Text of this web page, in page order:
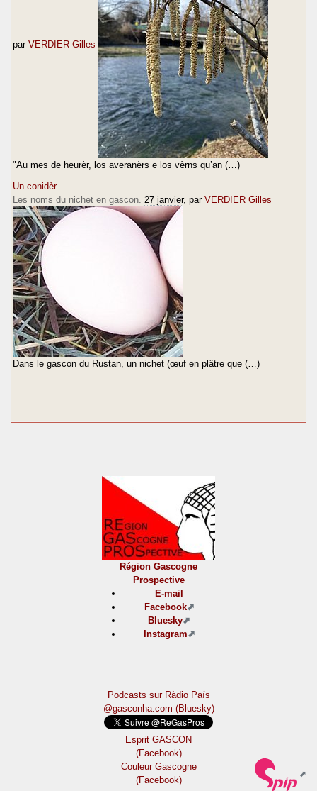
par VERDIER Gilles
"Au mes de heurèr, los averanèrs e los vèrns qu’an (…)
Un conidèr.
Les noms du nichet en gascon. 27 janvier, par VERDIER Gilles
Dans le gascon du Rustan, un nichet (œuf en plâtre que (…)
Région Gascogne
Prospective
E-mail
Facebook
Bluesky
Instagram
Podcasts sur Ràdio País
@gasconha.com (Bluesky)
Esprit GASCON
(Facebook)
Couleur Gascogne
(Facebook)